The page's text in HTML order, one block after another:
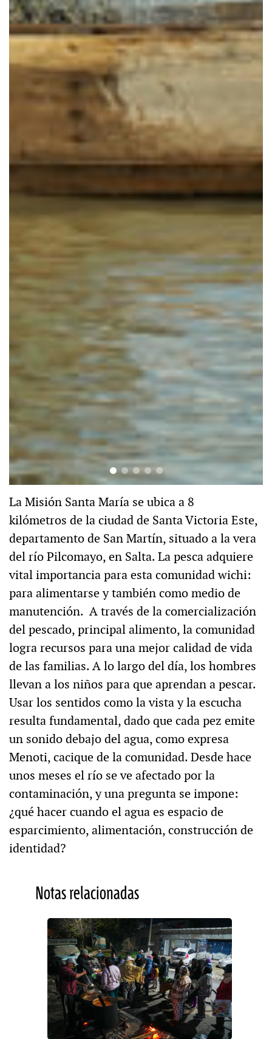
La Misión Santa María se ubica a 8
kilómetros de la ciudad de Santa Victoria Este,
departamento de San Martín, situado a la vera
del río Pilcomayo, en Salta. La pesca adquiere
vital importancia para esta comunidad wichi:
para alimentarse y también como medio de
manutención. A través de la comercialización
del pescado, principal alimento, la comunidad
logra recursos para una mejor calidad de vida
de las familias. A lo largo del día, los hombres
llevan a los niños para que aprendan a pescar.
Usar los sentidos como la vista y la escucha
resulta fundamental, dado que cada pez emite
un sonido debajo del agua, como expresa
Menoti, cacique de la comunidad. Desde hace
unos meses el río se ve afectado por la
contaminación, y una pregunta se impone:
¿qué hacer cuando el agua es espacio de
esparcimiento, alimentación, construcción de
identidad?
Notas relacionadas